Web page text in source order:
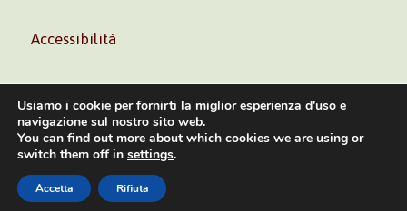
Accessibilità
Volontè & Co. Srl – P.I. 06181480960 –info@volonte-
Usiamo i cookie per fornirti la miglior esperienza d'uso e
navigazione sul nostro sito web.
You can find out more about which cookies we are using or
switch them off in settings.
Accetta Rifiuta